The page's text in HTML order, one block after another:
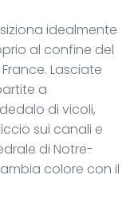
idealmente
al confine del
Lasciate
a
di vicoli,
sui canali e
di Notre-
colore con il